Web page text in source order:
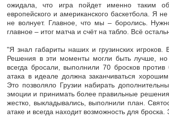
ожидала, что игра пойдет именно таким
европейского и американского баскетбола. Я
не волнует. Главное, что мы – боролись.
главное – итог матча и счёт на табло. Всё
"Я знал габариты наших и грузинских
Решения в эти моменты могли быть лучше,
всегда бросали, выполнили 70 бросков
атака в идеале должна заканчиваться
Это позволяло Грузии набирать
эмоции и принимать более правильные
жестко, выкладывались, выполнили план.
атаке и всегда находит возможность для